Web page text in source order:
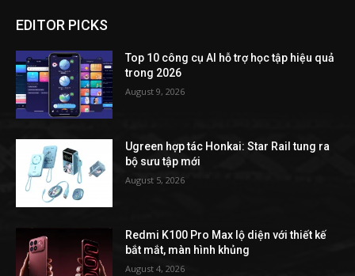
EDITOR PICKS
Top 10 công cụ AI hỗ trợ học tập hiệu quả
trong 2026
August 9, 2026
Ugreen hợp tác Honkai: Star Rail tung ra
bộ sưu tập mới
August 5, 2026
Redmi K100 Pro Max lộ diện với thiết kế
bắt mắt, màn hình khủng
August 4, 2026